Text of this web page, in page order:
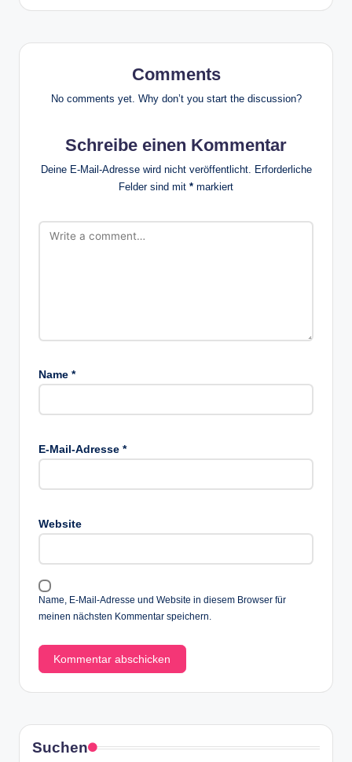
Comments
No comments yet. Why don’t you start the discussion?
Schreibe einen Kommentar
Deine E-Mail-Adresse wird nicht veröffentlicht.
Erforderliche
Felder sind mit * markiert
Name *
E-Mail-Adresse *
Website
Name, E-Mail-Adresse und Website in diesem Browser für
meinen nächsten Kommentar speichern.
Suchen